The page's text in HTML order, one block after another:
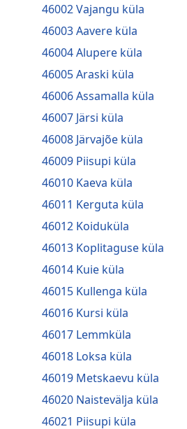
46002 Vajangu küla
46003 Aavere küla
46004 Alupere küla
46005 Araski küla
46006 Assamalla küla
46007 Järsi küla
46008 Järvajõe küla
46009 Piisupi küla
46010 Kaeva küla
46011 Kerguta küla
46012 Koiduküla
46013 Koplitaguse küla
46014 Kuie küla
46015 Kullenga küla
46016 Kursi küla
46017 Lemmküla
46018 Loksa küla
46019 Metskaevu küla
46020 Naistevälja küla
46021 Piisupi küla